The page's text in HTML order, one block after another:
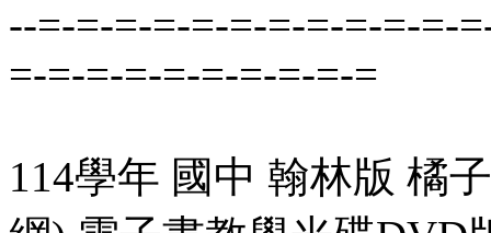
--=-=-=-=-=-=-=-=-=-=-=-
=-=-=-=-=-=-=-=-=-=
114學年 國中 翰林版 橘